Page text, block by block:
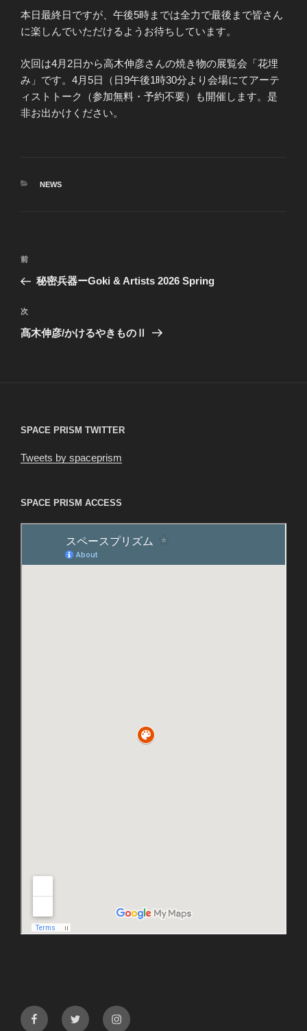
本日最終日ですが、午後5時までは全力で最後まで皆さん
に楽しんでいただけるようお待ちしています。
次回は4月2日から高木伸彦さんの焼き物の展覧会「花埋
み」です。4月5日（日9午後1時30分より会場にてアーテ
ィストトーク（参加無料・予約不要）も開催します。是
非お出かけください。
カ
NEWS
投
ナ
ビ
ゲ
前
の
稿
前
秘密兵器ーGoki & Artists 2026 Spring
次
の
次
髙木伸彦/かけるやきものⅡ
SPACE PRISM TWITTER
Tweets by spaceprism
SPACE PRISM ACCESS
facebooktwitter instagram